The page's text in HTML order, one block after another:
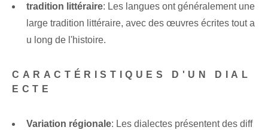
tradition littéraire:⁤ Les langues⁤ ont généralement une
large tradition littéraire, avec des œuvres écrites tout a
u long de l'histoire.
CARACTÉRISTIQUES D'UN DIAL
ECTE
Variation régionale:‌ Les dialectes présentent des diff